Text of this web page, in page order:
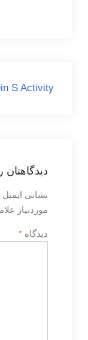
راهبری
S Activity
دیدگاهتان
نشانی
موردنیاز
دیدگاه *